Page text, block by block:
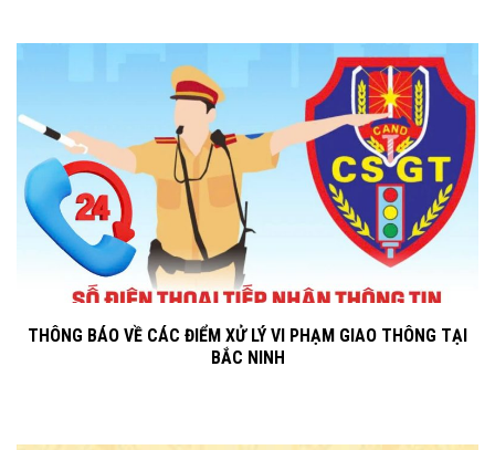
THÔNG BÁO VỀ CÁC ĐIỂM XỬ LÝ VI PHẠM GIAO THÔNG TẠI
BẮC NINH